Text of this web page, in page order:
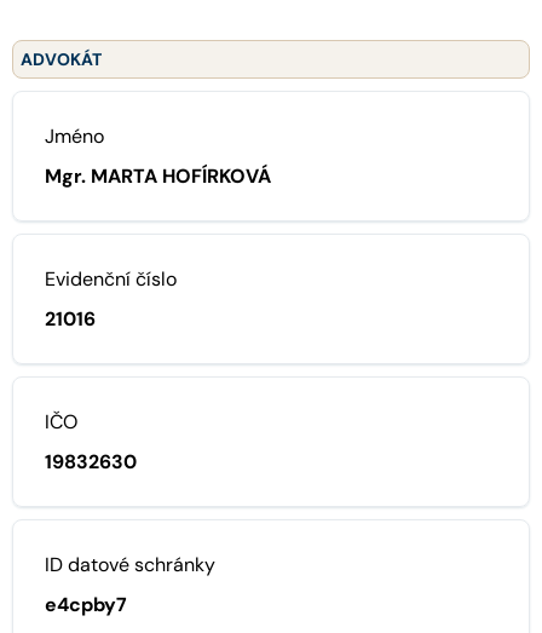
ADVOKÁT
Jméno
Mgr. MARTA HOFÍRKOVÁ
Evidenční číslo
21016
IČO
19832630
ID datové schránky
e4cpby7